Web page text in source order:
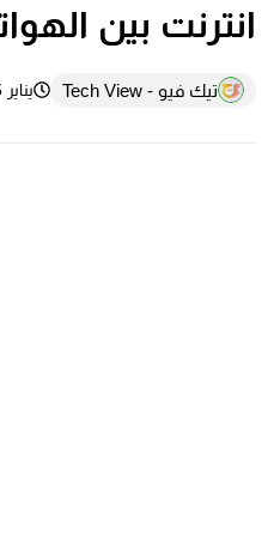
انترنت بين
تيك فيو - Tech View يناير 5, 2021